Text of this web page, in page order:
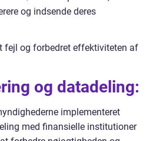
og indsende deres
fejl og forbedret effektiviteten af
og datadeling:
implementeret
med finansielle institutioner